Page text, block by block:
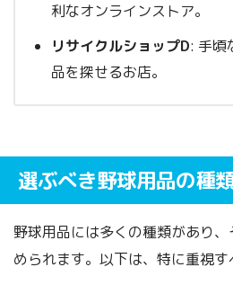
利なオンラインストア。
リサイクルショップD: 手頃
品を探せるお店。
選ぶべき野球用品の種
野球用品には多くの種類があり
められます。以下は、特に重視す